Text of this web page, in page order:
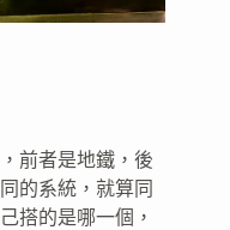
前者是地鐵，後
的系統，就算同
搭的是哪一個，